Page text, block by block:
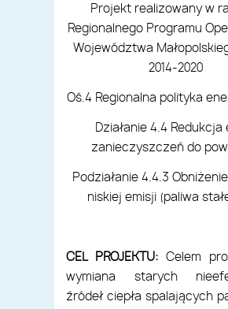
Projekt realizowany w
Regionalnego Programu
Województwa
2014-2020
Oś.4 Regionalna polityka
Działanie 4.4 Redukcja
zanieczyszczeń do
Podziałanie 4.4.3
niskiej emisji (paliwa
CEL PROJEKTU: Celem
wymiana starych
źródeł ciepła spalających